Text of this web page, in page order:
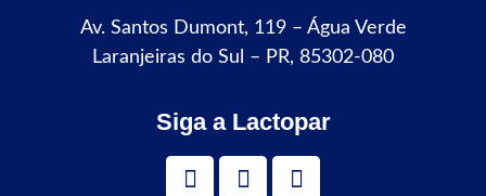
Av. Santos Dumont, 119 – Água Verde
Laranjeiras do Sul – PR, 85302-080
Siga a Lactopar